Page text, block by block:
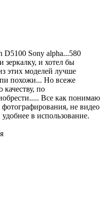
Sony alpha...580
зеркалку, и хотел бы
этих моделей лучше
похожи... Но всеже
качеству, по
Все как понимаю
не видео
в использование.